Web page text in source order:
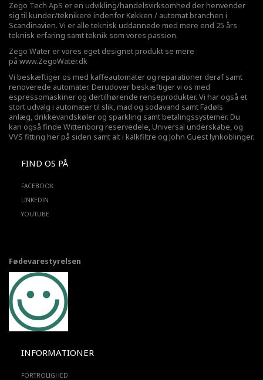
Zego Tech ApS er en udvikling/handelsvirksomhed der henvender
sig til kunder/teknikere indenfor Køkken / automat branchen i
Scandinavien. Vi er alle teknisk uddannede med mere end 25 års
teknisk erfaring samt teknik som vores passion.
Zego Water er vores eget designet produkt se mere
på www.ZegoWater.dk
Vi beskæftiger os med kaffeautomater og reparationer deraf samt
renoverede automater. Derudover beskæftiger vi os med
espressomaskiner og dertilhørende renseprodukter. Vi har også et
stort udvalg i automater til slik, mad og sodavand samt Fadøls
anlæg, drikkevandskøler og sparkling samt betalingssystemer. Du
kan også finde Wittenborg reservedele, Universal underskabe, og
VVS fitting her på siden samt alt i kalkfiltre og John Guest lynkoblinger.
FIND OS PÅ
FACEBOOK
LINKEDIN
YOUTUBE
Fødevarestyrelsen
INFORMATIONER
FORTROLIGHED